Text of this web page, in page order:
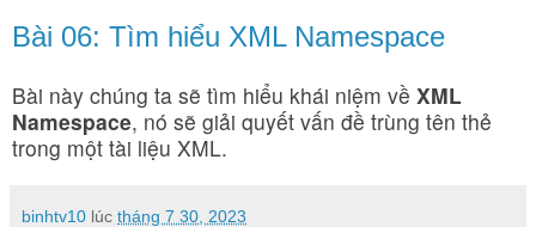
Bài 06: Tìm hiểu XML Namespace
Bài này chúng ta sẽ tìm hiểu khái niệm về XML
Namespace, nó sẽ giải quyết vấn đề trùng tên thẻ
trong một tài liệu XML.
binhtv10 lúc tháng 7 30, 2023